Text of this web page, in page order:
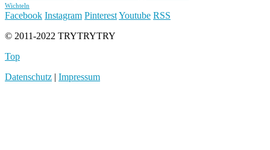
Wichteln
Facebook Instagram PinterestYoutube RSS
© 2011-2022 TRYTRYTRY
Top
Datenschutz | Impressum